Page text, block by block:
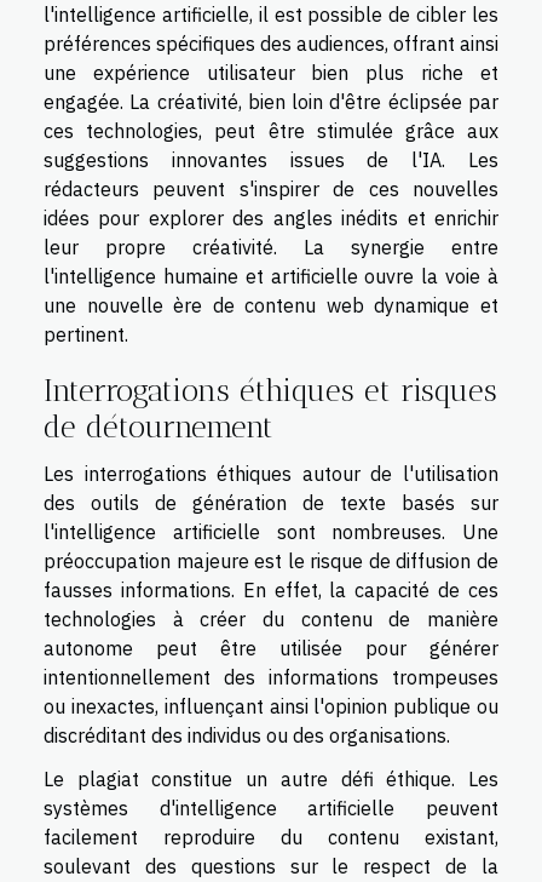
l'intelligence artificielle, il est possible de cibler les
préférences spécifiques des audiences, offrant ainsi
une expérience utilisateur bien plus riche et
engagée. La créativité, bien loin d'être éclipsée par
ces technologies, peut être stimulée grâce aux
suggestions innovantes issues de l'IA. Les
rédacteurs peuvent s'inspirer de ces nouvelles
idées pour explorer des angles inédits et enrichir
leur propre créativité. La synergie entre
l'intelligence humaine et artificielle ouvre la voie à
une nouvelle ère de contenu web dynamique et
pertinent.
Interrogations éthiques et risques
de détournement
Les interrogations éthiques autour de l'utilisation
des outils de génération de texte basés sur
l'intelligence artificielle sont nombreuses. Une
préoccupation majeure est le risque de diffusion de
fausses informations. En effet, la capacité de ces
technologies à créer du contenu de manière
autonome peut être utilisée pour générer
intentionnellement des informations trompeuses
ou inexactes, influençant ainsi l'opinion publique ou
discréditant des individus ou des organisations.
Le plagiat constitue un autre défi éthique. Les
systèmes d'intelligence artificielle peuvent
facilement reproduire du contenu existant,
soulevant des questions sur le respect de la